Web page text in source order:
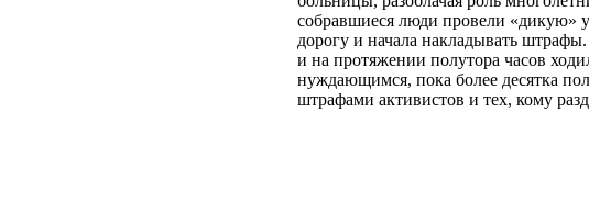
собравшиеся люди провели «дикую»
дорогу и начала накладывать
и на протяжении полутора часов
нуждающимся, пока более десятка
штрафами активистов и тех, кому